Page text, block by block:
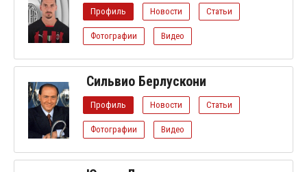
Профиль Новости Статьи
Фотографии Видео
Сильвио Берлускони
Профиль Новости Статьи
Фотографии Видео